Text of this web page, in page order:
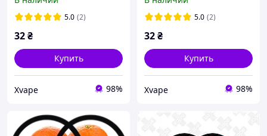
30 мл
5.0 (2)
32₴
Купить
Xvape 98%
5.0 (2)
32₴
Купить
Xvape 98%